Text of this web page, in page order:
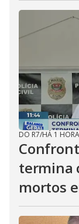
DO R7/HÁ 1 HORA
termina
mortos